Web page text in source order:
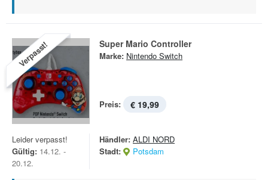
Verpasst! Super Mario Controller
Marke: Nintendo Switch
Preis: € 19,99
Leider verpasst!
Gültig: 14.12. -
20.12.
Händler: ALDI NORD
Stadt:
Potsdam